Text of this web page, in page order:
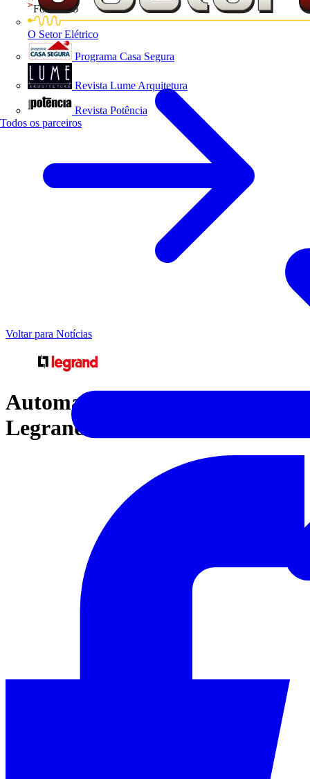
O Setor Elétrico
Programa Casa Segura
Revista Lume Arquitetura
Revista Potência
Todos os parceiros
Formativo
Voltar para Notícias
Automação Residencial
Legrand